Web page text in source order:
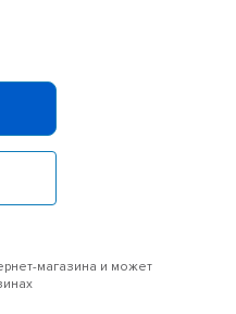
магазина и может